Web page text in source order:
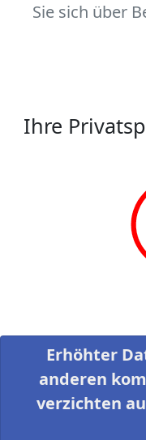
Sie sich über
Ihre
Erhöhter
anderen
verzichten